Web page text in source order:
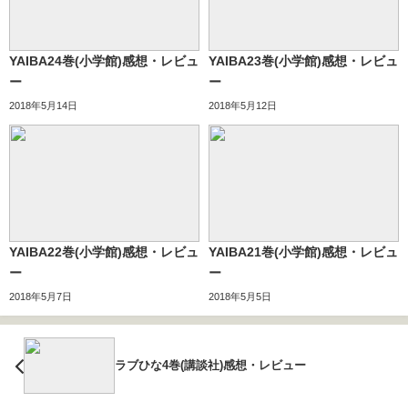
YAIBA24巻(小学館)感想・レビュ
ー
2018年5月14日
YAIBA23巻(小学館)感想・レビュ
ー
2018年5月12日
YAIBA22巻(小学館)感想・レビュ
ー
2018年5月7日
YAIBA21巻(小学館)感想・レビュ
ー
2018年5月5日
ラブひな4巻(講談社)感想・レビュー